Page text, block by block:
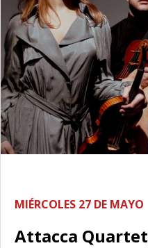
MIÉRCOLES 27 DE MAYO
Attacca Quartet